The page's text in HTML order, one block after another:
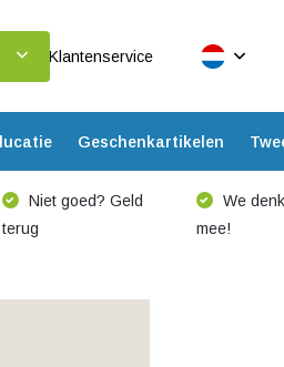
Klantenservice
Geschenkartikelen
Niet goed? Geld
terug
We
mee!